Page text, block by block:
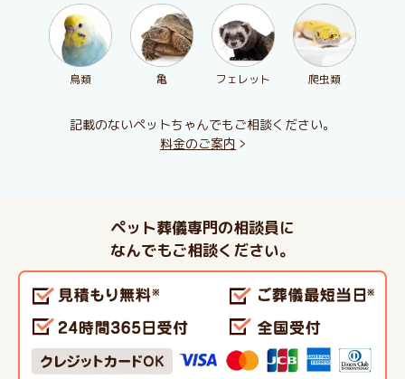
鳥類 亀 フェレット 爬虫類
記載のないペットちゃんでもご相談ください。
料金のご案内
ペット葬儀専門の相談員に
なんでもご相談ください。